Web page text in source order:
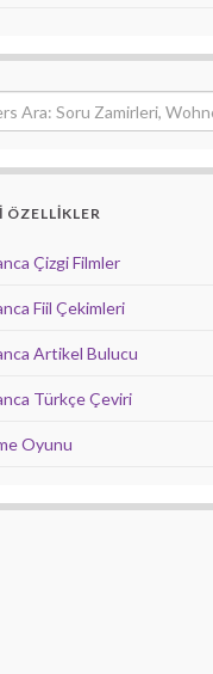
ÖZELLİKLER
Çizgi Filmler
Fiil Çekimleri
Artikel Bulucu
Türkçe Çeviri
Oyunu